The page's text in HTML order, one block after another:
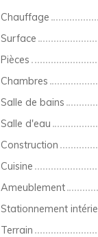
Chauffage
Surface
Pièces
Chambres
Salle de bains
Salle d'eau
Construction
Cuisine
Ameublement
Stationnement
Terrain